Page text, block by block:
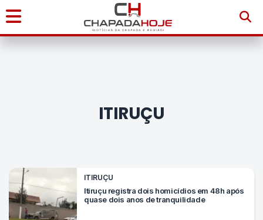
Início
Sudoeste
da
Bahia
ITIRUÇU
ITIRUÇU
Itiruçu registra dois homicídios em 48h após
quase dois anos de tranquilidade